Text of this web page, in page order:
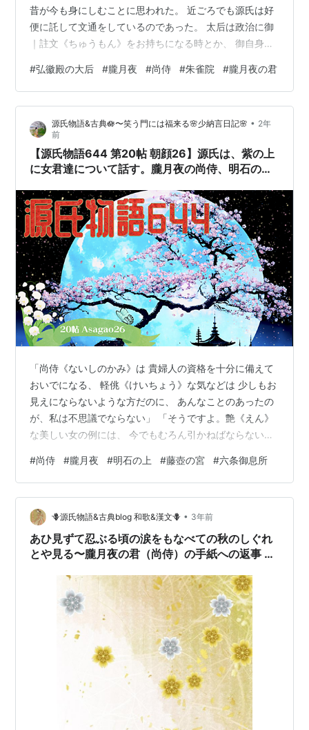
昔が今も身にしむことに思われた。 近ごろでも源氏は好
便に託して文通をしているのであった。 太后は政治に御
｜註文《ちゅうもん》をお持ちになる時とか、 御自身の
ついてとかに思召しの通らない時は、 長生きをして情け
ない末世に苦しむというようなことを お言い出しにな
り、御無理も仰せられた。 年を取っておいでになるにし
たがって、 強い御気質がますます強くなって 院もお困り
になるふうであった。 🌕🎼 滅びの墓 written by いまたく
少納言のホ…
#弘徽殿の大后 #朧月夜 #尚侍 #朱雀院 #朧月夜の君
源氏物語&古典🪷〜笑う門には福来る🌸少納言日記🌸 • 2年
前
【源氏物語644 第20帖 朝顔26】源氏は、紫の上
に女君達について話す。朧月夜の尚侍、明石の
いった。
「尚侍《ないしのかみ》は 貴婦人の資格を十分に備えて
おいでになる、 軽佻《けいちょう》な気などは 少しもお
見えにならないような方だのに、 あんなことのあったの
が、私は不思議でならない」 「そうですよ。艶《えん》
な美しい女の例には、 今でもむろん引かねばならない人
なった後悔が起こってきてならない。 まして多情な生活
をしては年が行ったあとで どんなに後悔することが多い
だろう。 人ほど軽率なことはしないでいる男だと思って
いた 私でさえこうだから」 源氏は尚侍の話をする時にも
涙を少しこぼした。 「あなたが眼中にも置かないように
軽蔑している山荘の女は…
#尚侍 #朧月夜 #明石の上 #藤壺の宮 #六条御息所
🪻源氏物語&古典blog 和歌&漢文🪻 • 3年前
あひ見ずて忍ぶる頃の涙をもなべての秋のしぐれ
とや見る〜朧月夜の君（尚侍）の手紙への返事 by